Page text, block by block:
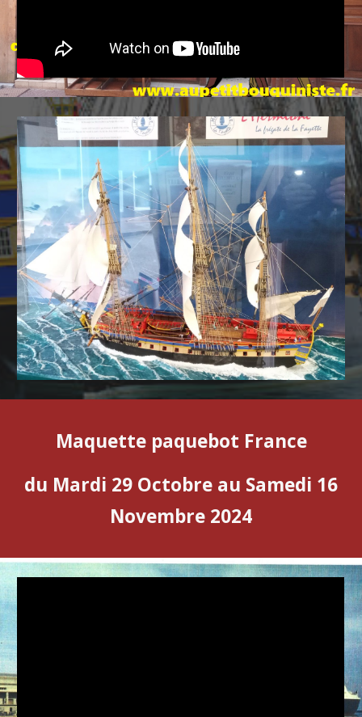
Maquette paquebot France
du Mardi 29 Octobre au Samedi 16
Novembre 2024